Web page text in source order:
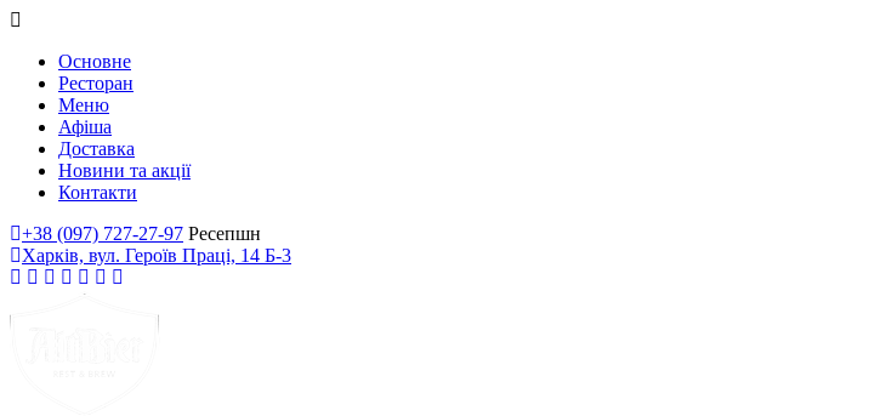
Основне
Ресторан
Меню
Афіша
Доставка
Новини та акції
Контакти
+38 (097) 727-27-97 Ресепшн
Харків, вул. Героїв Праці, 14 Б-3